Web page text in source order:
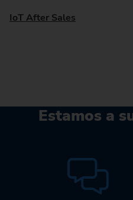
IoT After Sales
Estamos a